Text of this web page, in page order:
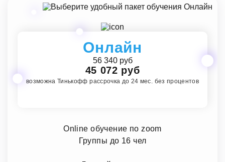
Онлайн
56 340 руб
45 072 руб
возможна Тинькофф рассрочка до 24 мес. без процентов
Online обучение по zoom
Группы до 16 чел